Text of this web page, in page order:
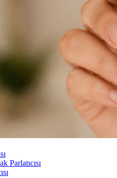
Parlatıcısı